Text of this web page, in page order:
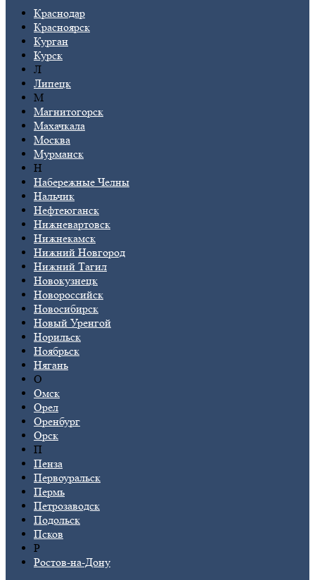
Краснодар
Красноярск
Курган
Курск
Л
Липецк
М
Магнитогорск
Махачкала
Москва
Мурманск
Н
Набережные Челны
Нальчик
Нефтеюганск
Нижневартовск
Нижнекамск
Нижний Новгород
Нижний Тагил
Новокузнецк
Новороссийск
Новосибирск
Новый Уренгой
Норильск
Ноябрьск
Нягань
О
Омск
Орел
Оренбург
Орск
П
Пенза
Первоуральск
Пермь
Петрозаводск
Подольск
Псков
Р
Ростов-на-Дону